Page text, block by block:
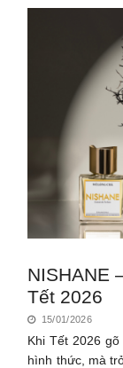
NISHANE
Tết 2026
15/01/2026
Khi Tết 2026
hình thức, mà